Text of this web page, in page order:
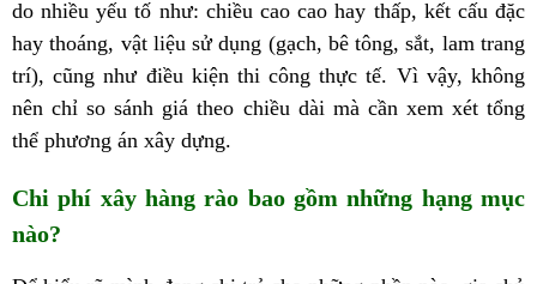
do nhiều yếu tố như: chiều cao cao hay thấp, kết cấu đặc
hay thoáng, vật liệu sử dụng (gạch, bê tông, sắt, lam trang
trí), cũng như điều kiện thi công thực tế. Vì vậy, không
nên chỉ so sánh giá theo chiều dài mà cần xem xét tổng
thể phương án xây dựng.
Chi phí xây hàng rào bao gồm những hạng mục
nào?